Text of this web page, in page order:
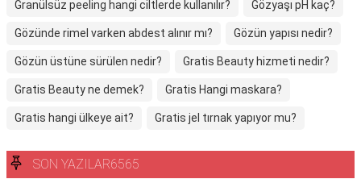
Granülsüz peeling hangi ciltlerde kullanılır? Gözyaşı pH kaç?
Gözünde rimel varken abdest alınır mı? Gözün yapısı nedir?
Gözün üstüne sürülen nedir? Gratis Beauty hizmeti nedir?
Gratis Beauty ne demek? Gratis Hangi maskara?
Gratis hangi ülkeye ait? Gratis jel tırnak yapıyor mu?
SON YAZILAR6565